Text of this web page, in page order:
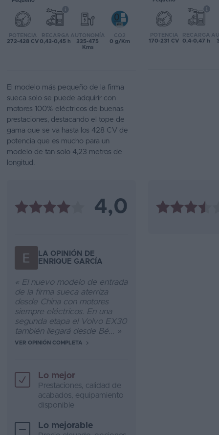
Favoritos
Concesionarios
Blog
Ventas
de
coches
2026
POTENCIA
272-428 CV
RECARGA
0,43-0,45 h
AUTONOMÍA
335-475
Kms
CO2
0 g/Km
POTENCIA
170-231 CV
RECARGA
0,4-0,47 h
El modelo más pequeño de la firma
sueca solo se puede adquirir con
motores 100% eléctricos de buenas
prestaciones, destacando el tope de
gama que se va hasta los 428 CV de
potencia que es mucho para un
modelo de tan solo 4,23 metros de
longitud.
4,0
LA OPINIÓN DE
ENRIQUE GARCÍA
« El nuevo modelo de entrada
de la firma sueca aterriza
desde China con motores
siempre eléctricos. En una
segunda etapa el Volvo EX30
también llegará desde Bé... »
VER OPINIÓN COMPLETA
Lo mejor
Prestaciones, calidad de
acabados, equipamiento
disponible
Lo mejorable